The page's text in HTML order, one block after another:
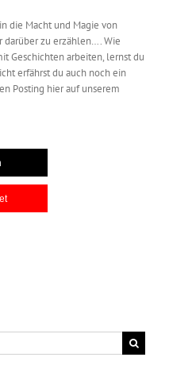
die Macht und Magie von
darüber zu erzählen…. Wie
Geschichten arbeiten, lernst du
erfährst du auch noch ein
Posting hier auf unserem